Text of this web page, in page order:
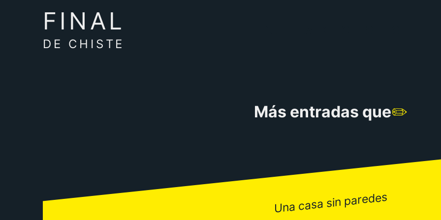
FINAL
DE CHISTE
Más entradas que✏️
Una casa sin paredes